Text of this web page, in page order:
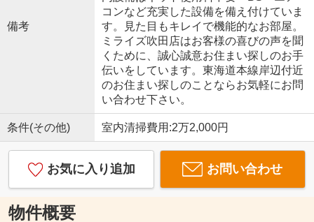
備考
コンなど充実した設備を備え付けていま
す。見た目もキレイで機能的なお部屋。
ミライズ吹田店はお客様の喜びの声を聞
くために、誠心誠意お住まい探しのお手
伝いをしています。東海道本線岸辺付近
のお住まい探しのことならお気軽にお問
い合わせ下さい。
条件(その他) 室内清掃費用:2万2,000円
お気に入り追加 お問い合わせ
物件概要